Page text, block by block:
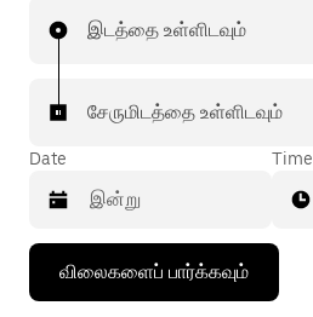
இடத்தை உள்ளிடவும்
சேருமிடத்தை உள்ளிடவும்
Date
கீழ்நோக்கிய
அம்புக்குறியை
அழுத்தி
Time
விலைகளைப் பார்க்கவும்